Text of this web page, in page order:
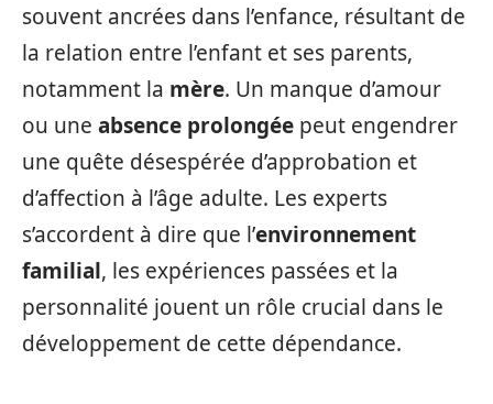
souvent ancrées dans l’enfance, résultant de
la relation entre l’enfant et ses parents,
notamment la mère. Un manque d’amour
ou une absence prolongée peut engendrer
une quête désespérée d’approbation et
d’affection à l’âge adulte. Les experts
s’accordent à dire que l’environnement
familial, les expériences passées et la
personnalité jouent un rôle crucial dans le
développement de cette dépendance.